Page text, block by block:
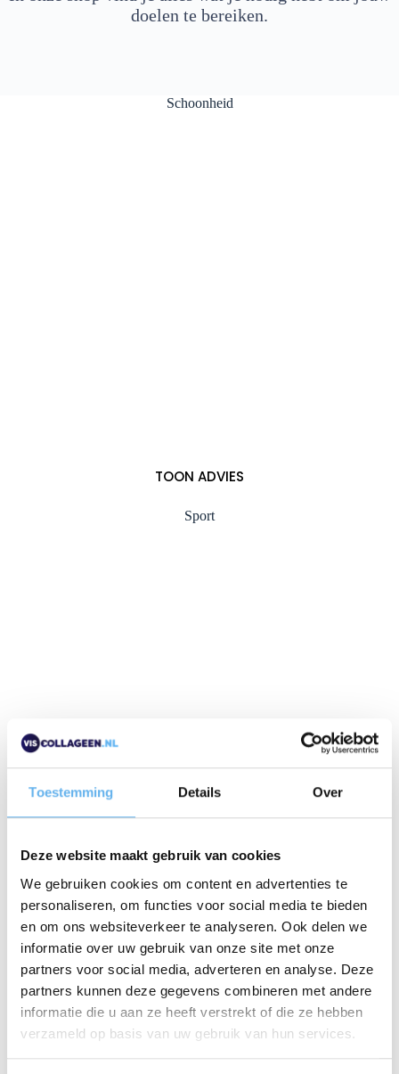
Toestemming Details Over
Deze website maakt gebruik van cookies
We gebruiken cookies om content en advertenties te
personaliseren, om functies voor social media te bieden
en om ons websiteverkeer te analyseren. Ook delen we
informatie over uw gebruik van onze site met onze
partners voor social media, adverteren en analyse. Deze
partners kunnen deze gegevens combineren met andere
informatie die u aan ze heeft verstrekt of die ze hebben
verzameld op basis van uw gebruik van hun services.
doelen te bereiken.
Schoonheid
TOON ADVIES
Sport
TOON ADVIES
Gezondheid